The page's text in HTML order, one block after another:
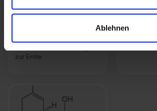
Ablehnen
zur Ernte